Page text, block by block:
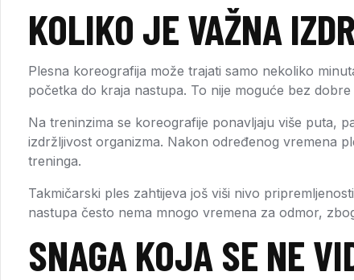
KOLIKO JE VAŽNA
Plesna koreografija može trajati samo nekoliko
početka do kraja nastupa. To nije moguće bez
Na treninzima se koreografije ponavljaju više puta,
izdržljivost organizma. Nakon određenog vremena
treninga.
Takmičarski ples zahtijeva još viši nivo
nastupa često nema mnogo vremena za odmor,
SNAGA KOJA SE NE